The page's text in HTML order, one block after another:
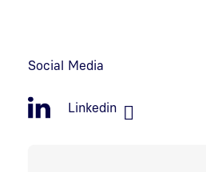
Social Media
Linkedin